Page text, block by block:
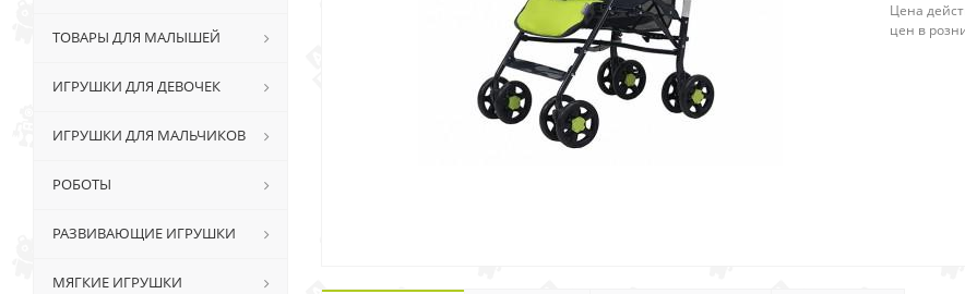
Цена
цен в
ТОВАРЫ ДЛЯ МАЛЫШЕЙ
ИГРУШКИ ДЛЯ ДЕВОЧЕК
ИГРУШКИ ДЛЯ МАЛЬЧИКОВ
РОБОТЫ
РАЗВИВАЮЩИЕ ИГРУШКИ
МЯГКИЕ ИГРУШКИ